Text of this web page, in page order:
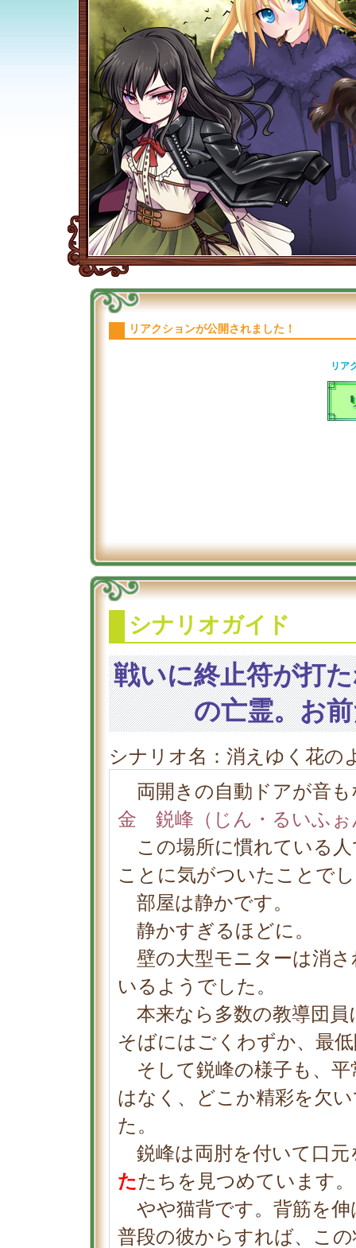
リアクションが公開されました！
リア
シナリオガイド
戦いに終止符が打
の亡霊。お
シナリオ名：消えゆく花の
両開きの自動ドアが音も
金 鋭峰（じん・るいふぉ
この場所に慣れている人
ことに気がついたことで
部屋は静かです。
静かすぎるほどに。
壁の大型モニターは消さ
いるようでした。
本来なら多数の教導団員
そばにはごくわずか、最
そして鋭峰の様子も、平
はなく、どこか精彩を欠
た。
鋭峰は両肘を付いて口元
たたちを見つめています。
やや猫背です。背筋を伸
普段の彼からすれば、こ